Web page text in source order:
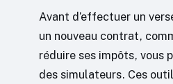
Avant d’effectuer un
un nouveau contrat,
réduire ses impôts, vous
des simulateurs. Ces